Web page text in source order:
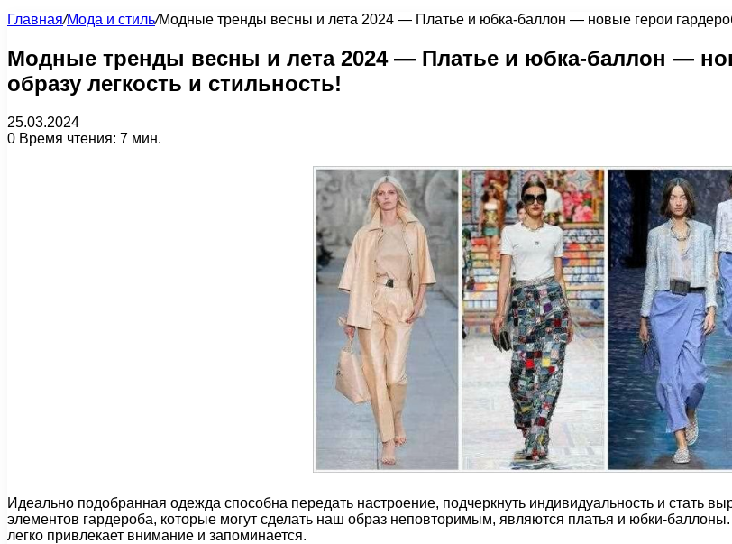
Главная/Мода и стиль/Модные тренды весны и лета 2024 — Платье и юбка-баллон — новые герои
Модные тренды весны и лета 2024 — Платье и юбка-баллон —
образу легкость и стильность!
25.03.2024
0 Время чтения: 7 мин.
Идеально подобранная одежда способна передать настроение, подчеркнуть индивидуальность и стать
элементов гардероба, которые могут сделать наш образ неповторимым, являются платья и юбки-
легко привлекает внимание и запоминается.